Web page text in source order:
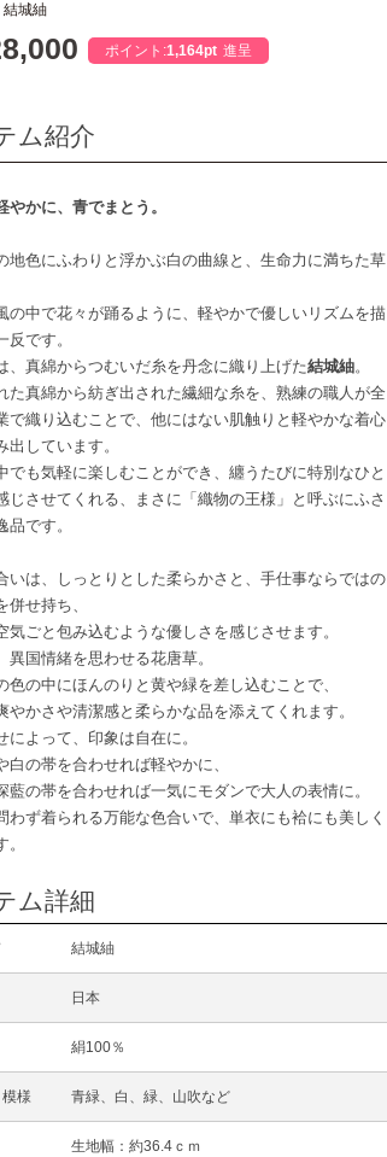
結城紬
ポイント:1,164pt 進呈
ム紹介
やかに、青でまとう。
地色にふわりと浮かぶ白の曲線と、生命力に満ちた草
の中で花々が踊るように、軽やかで優しいリズムを描
反です。
、真綿からつむいだ糸を丹念に織り上げた結城紬。
た真綿から紡ぎ出された繊細な糸を、熟練の職人が全
で織り込むことで、他にはない肌触りと軽やかな着心
出しています。
でも気軽に楽しむことができ、纏うたびに特別なひと
じさせてくれる、まさに「織物の王様」と呼ぶにふさ
品です。
いは、しっとりとした柔らかさと、手仕事ならではの
併せ持ち、
気ごと包み込むような優しさを感じさせます。
異国情緒を思わせる花唐草。
色の中にほんのりと黄や緑を差し込むことで、
やかさや清潔感と柔らかな品を添えてくれます。
によって、印象は自在に。
白の帯を合わせれば軽やかに、
藍の帯を合わせれば一気にモダンで大人の表情に。
わず着られる万能な色合いで、単衣にも袷にも美しく
ム詳細
結城紬
日本
絹100％
様 青緑、白、緑、山吹など
生地幅：約36.4ｃｍ